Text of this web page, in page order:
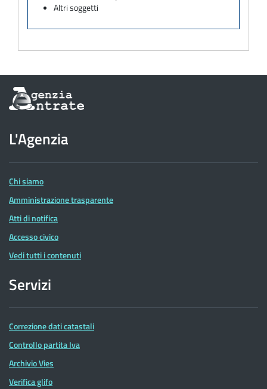
Altri soggetti
Informazioni
sul
dell'Agenzia
delle
Entrate
L'Agenzia
Chi siamo
Amministrazione trasparente
Atti di notifica
Accesso civico
Vedi tutti i contenuti
Servizi
Correzione dati catastali
Controllo partita Iva
Archivio Vies
Verifica glifo